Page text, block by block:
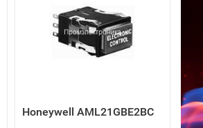
Honeywell AML21GBE2BC